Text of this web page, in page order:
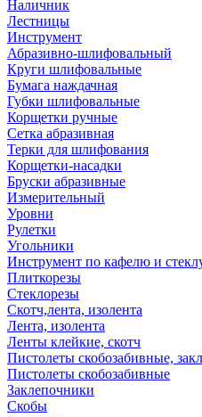
Наличник
Лестницы
Инструмент
Абразивно-шлифовальный
Круги шлифовальные
Бумага наждачная
Губки шлифовальные
Корщетки ручные
Сетка абразивная
Терки для шлифования
Корщетки-насадки
Бруски абразивные
Измерительный
Уровни
Рулетки
Угольники
Инструмент по кафелю и
Плиткорезы
Стеклорезы
Скотч,лента, изолента
Лента, изолента
Ленты клейкие, скотч
Пистолеты скобозабивные,
Пистолеты скобозабивные
Заклепочники
Скобы